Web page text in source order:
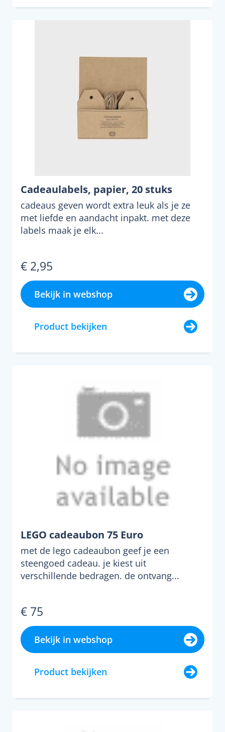
Cadeaulabels, papier, 20 stuks
cadeaus geven wordt extra leuk als je ze
met liefde en aandacht inpakt. met deze
labels maak je elk...
€ 2,95
Bekijk in webshop
Product bekijken
LEGO cadeaubon 75 Euro
met de lego cadeaubon geef je een
steengoed cadeau. je kiest uit
verschillende bedragen. de ontvang...
€ 75
Bekijk in webshop
Product bekijken